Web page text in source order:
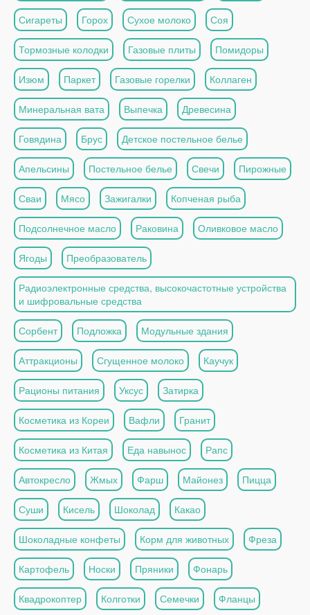
Сигареты Горох Сухое молоко Соя
Тормозные колодки Газовые плиты Помидоры
Изюм Паркет Газовые горелки Коллаген
Минеральная вата Выпечка Древесина
Говядина Брус Детское постельное белье
Апельсины Постельное белье Свечи Пирожные
Сваи Мясо Зажигалки Копченая рыба
Подсолнечное масло Раковина Оливковое масло
Ягоды Преобразователь
Радиоэлектронные средства, высокочастотные устройства
и шифровальные средства
Сорбент Подложка Модульные здания
Аттракционы Сгущенное молоко Каучук
Рационы питания Уксус Затирка
Косметика из Кореи Вафли Гранит
Косметика из Китая Еда навынос Рапс
Автокресло Жмых Фарш Майонез Пицца
Суши Кисель Шоколад Какао
Шоколадные конфеты Корм для животных Фреза
Картофель Носки Пряники Фонарь
Квадрокоптер Колготки Семечки Фланцы